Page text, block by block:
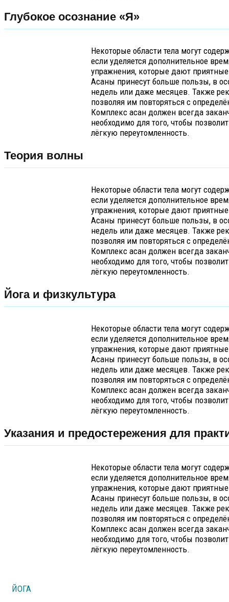
Глубокое осознание «Я»
Некоторые области тела могут
если уделяется дополнительное
упражнения, которые дают
Асаны принесут больше пользы, в
недель или даже месяцев. Также
позволяя им повторяться с
Комплекс асан должен всегда
необходимо для того, чтобы
лёгкую переутомленность.
Теория волны
Некоторые области тела могут
если уделяется дополнительное
упражнения, которые дают
Асаны принесут больше пользы, в
недель или даже месяцев. Также
позволяя им повторяться с
Комплекс асан должен всегда
необходимо для того, чтобы
лёгкую переутомленность.
Йога и физкультура
Некоторые области тела могут
если уделяется дополнительное
упражнения, которые дают
Асаны принесут больше пользы, в
недель или даже месяцев. Также
позволяя им повторяться с
Комплекс асан должен всегда
необходимо для того, чтобы
лёгкую переутомленность.
Указания и предостережения для
Некоторые области тела могут
если уделяется дополнительное
упражнения, которые дают
Асаны принесут больше пользы, в
недель или даже месяцев. Также
позволяя им повторяться с
Комплекс асан должен всегда
необходимо для того, чтобы
лёгкую переутомленность.
ЙОГА